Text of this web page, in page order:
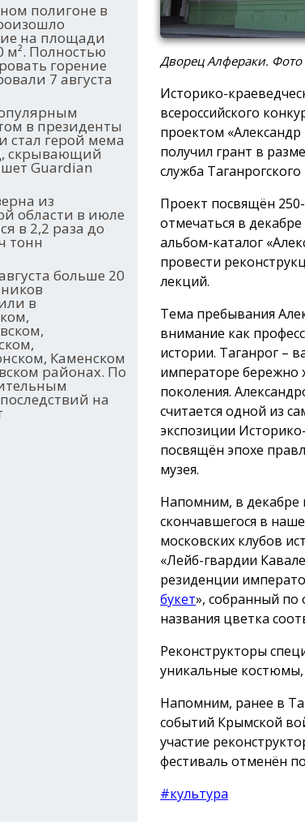
полигоне в
на площади
м². Полностью
горение
7 августа
в президенты
стал герой мема
скрывающий
Guardian
из
области в июле
в 2,2 раза до
тонн
больше 20
в
Каменском
районах. По
на
Дворец Алфераки.
Историко-
всероссийского
проектом
получил грант в
служба
Проект посвящён
отмечаться в
альбом-каталог
провести
лекций.
Тема пребывания
внимание как
истории. Таганрог –
императоре бережно
поколения.
считается одной из
экспозиции
посвящён эпохе
музея.
Напомним, в декабре
скончавшегося в
московских клубов
«Лейб-гвардии
резиденции
букет», собранный по
названия цветка
Реконструкторы
уникальные
Напомним, ранее в
событий Крымской
участие
фестиваль отменён
#культура